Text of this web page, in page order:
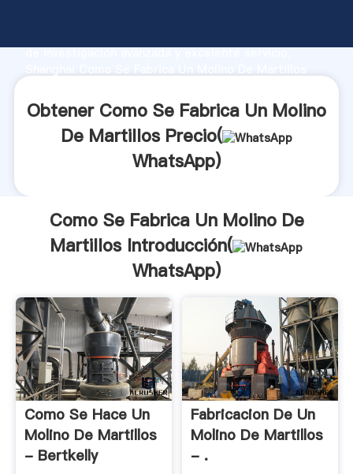
de investigación avanzada y excelente servicio,
clientes.
Obtener Como Se Fabrica Un Molino
De Martillos Precio(
WhatsApp)
Como Se Fabrica Un Molino De
Martillos Introducción(
WhatsApp)
Como Se Hace Un
Molino De Martillos
- Bertkelly
Fabricacion De Un
Molino De Martillos
- .